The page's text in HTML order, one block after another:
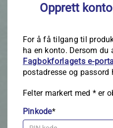
Opprett konto
For å få tilgang til
ha en konto. Dersom du
Fagbokforlagets
postadresse og passord
Felter markert med *er
Pinkode*